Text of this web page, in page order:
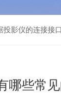
投影仪的连接接
哪些常